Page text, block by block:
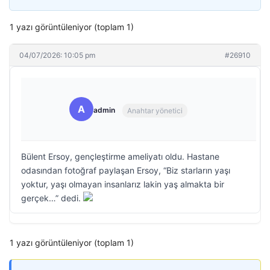
1 yazı görüntüleniyor (toplam 1)
04/07/2026: 10:05 pm #26910
A admin Anahtar yönetici
Bülent Ersoy, gençleştirme ameliyatı oldu. Hastane
odasından fotoğraf paylaşan Ersoy, “Biz starların yaşı
yoktur, yaşı olmayan insanlarız lakin yaş almakta bir
gerçek…” dedi.
1 yazı görüntüleniyor (toplam 1)